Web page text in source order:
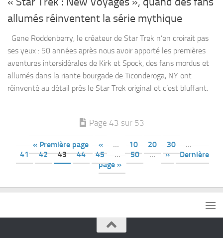
allumés réinventent la série mythique
Gene Roddenberry, le créateur de Star Trek n’en croirait pas
ses yeux : 50 années après nous avoir apporté les premières
aventures intersidérales de Kirk et Spock, des fans mordus et
allumés dans la riante bourgade de Ticonderoga, NY ont
réinventé au détail près le Star Trek original et c’est bluffant.
Page 43 sur 53
« Première page « … 10 20 30
…
41
42 43 44 45 … 50 … »
Dernière
page »